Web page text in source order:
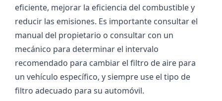
eficiente, mejorar la eficiencia del combustible y
reducir las emisiones. Es importante consultar el
manual del propietario o consultar con un
mecánico para determinar el intervalo
recomendado para cambiar el filtro de aire para
un vehículo específico, y siempre use el tipo de
filtro adecuado para su automóvil.